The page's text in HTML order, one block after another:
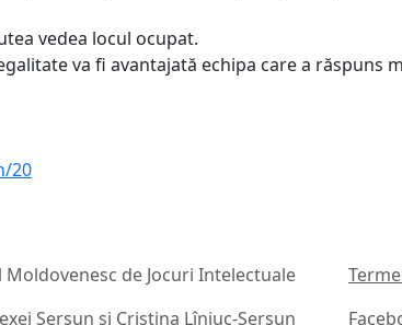
vedea locul ocupat.
va fi avantajată echipa care a răspuns
20
Moldovenesc de Jocuri Intelectuale
Șerșun și Cristina Lîniuc-Șerșun